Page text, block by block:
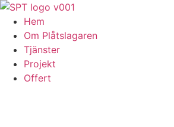
Skip
content
Hem
Om Plåtslagaren
Tjänster
Projekt
Offert